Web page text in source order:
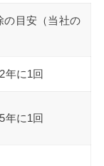
の目安（当社の
年に1回
年に1回